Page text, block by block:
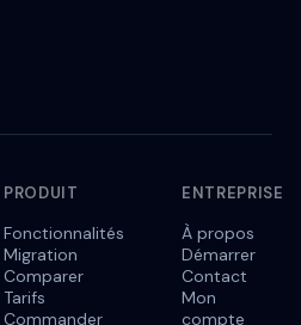
PRODUIT
Fonctionnalités
Migration
Comparer
Tarifs
Commander
ENTREPRISE
À propos
Démarrer
Contact
Mon
compte